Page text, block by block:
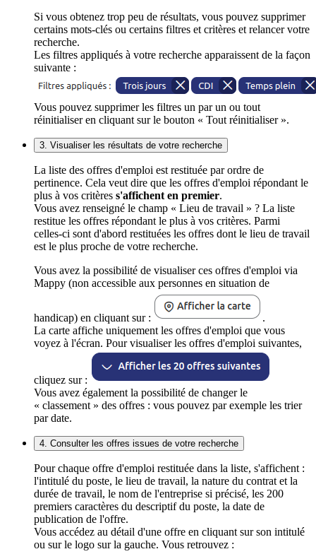
Si vous obtenez trop peu de résultats, vous pouvez supprimer
certains mots-clés ou certains filtres et critères et relancer votre
recherche.
Les filtres appliqués à votre recherche apparaissent de la façon
suivante :
Vous pouvez supprimer les filtres un par un ou tout
réinitialiser en cliquant sur le bouton « Tout réinitialiser ».
3. Visualiser les résultats de votre recherche
La liste des offres d'emploi est restituée par ordre de
pertinence. Cela veut dire que les offres d'emploi répondant le
plus à vos critères s'affichent en premier.
Vous avez renseigné le champ « Lieu de travail » ? La liste
restitue les offres répondant le plus à vos critères. Parmi
celles-ci sont d'abord restituées les offres dont le lieu de travail
est le plus proche de votre recherche.
Vous avez la possibilité de visualiser ces offres d'emploi via
Mappy (non accessible aux personnes en situation de
handicap) en cliquant sur :
.
La carte affiche uniquement les offres d'emploi que vous
voyez à l'écran. Pour visualiser les offres d'emploi suivantes,
cliquez sur :
Vous avez également la possibilité de changer le
« classement » des offres : vous pouvez par exemple les trier
par date.
4. Consulter les offres issues de votre recherche
Pour chaque offre d'emploi restituée dans la liste, s'affichent :
l'intitulé du poste, le lieu de travail, la nature du contrat et la
durée de travail, le nom de l'entreprise si précisé, les 200
premiers caractères du descriptif du poste, la date de
publication de l'offre.
Vous accédez au détail d'une offre en cliquant sur son intitulé
ou sur le logo sur la gauche. Vous retrouvez :